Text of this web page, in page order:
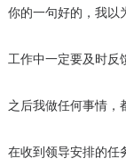
你的一句好的，我以
工作中一定要及时反
之后我做任何事情，
在收到领导安排的任